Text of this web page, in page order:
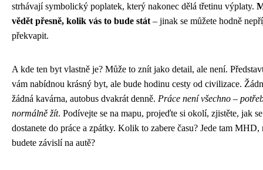
strhávají symbolický poplatek, který nakonec dělá třetinu výplaty.
vědět přesně, kolik vás to bude stát – jinak se můžete hodně
překvapit.
A kde ten byt vlastně je? Může to znít jako detail, ale není.
vám nabídnou krásný byt, ale bude hodinu cesty od civilizace.
žádná kavárna, autobus dvakrát denně. Práce není všechno –
normálně žít. Podívejte se na mapu, projeďte si okolí, zjistěte, jak
dostanete do práce a zpátky. Kolik to zabere času? Jede tam MHD,
budete závislí na autě?